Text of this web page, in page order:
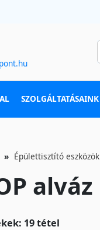
SZOLGÁLTATÁSAINK
Épülettisztító eszközök
alváz
19 tétel